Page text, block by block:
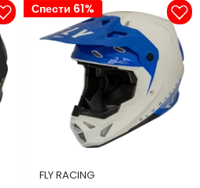
Спести 61%
FLY RACING